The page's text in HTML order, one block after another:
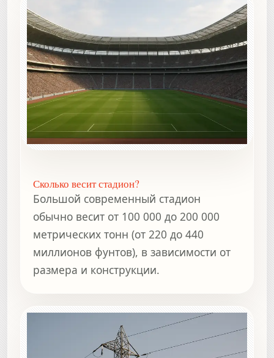
Сколько весит стадион?
Большой современный стадион
обычно весит от 100 000 до 200 000
метрических тонн (от 220 до 440
миллионов фунтов), в зависимости от
размера и конструкции.